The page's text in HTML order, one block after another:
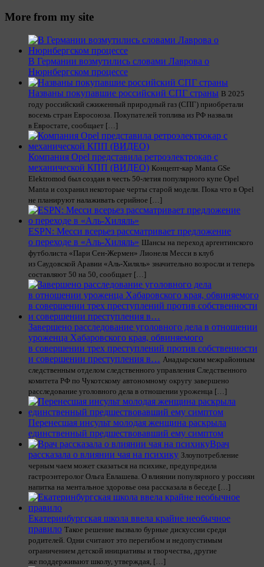
More from my site
В Германии возмутились словами Лаврова о
Нюрнбергском процессе
Названы покупавшие российский СПГ страны В 2025
году российский сжиженный природный газ (СПГ) приобретали
восемь стран Евросоюза. Покупателей топлива из РФ назвали
в Евростате, сообщает […]
Компания Opel представила ретроэлектрокар с
механической КПП (ВИДЕО) Концепт-кар Manta GSe
Elektromod был создан в честь 50-летия популярного купе Opel
Manta и сохранил некоторые черты старой модели. Пока что в Opel
не планируют налаживать серийное […]
ESPN: Месси всерьез рассматривает предложение
о переходе в «Аль-Хиляль» Шансы на переход аргентинского
футболиста «Пари Сен-Жермен» Лионеля Месси в клуб
из Саудовской Аравии «Аль-Хиляль» значительно возросли и теперь
составляют 50 на 50, сообщает […]
Завершено расследование уголовного дела в отношении
уроженца Хабаровского края, обвиняемого
в совершении трех преступлений против собственности
и совершении преступления в… Анадырским межрайонным
следственным отделом следственного управления Следственного
комитета РФ по Чукотскому автономному округу завершено
расследование уголовного дела в отношении уроженца […]
Перенесшая инсульт молодая женщина раскрыла
единственный предшествовавший ему симптом
Врач
рассказала о влиянии чая на психику Злоупотребление
черным чаем может сказаться на психике, предупредила
гастроэнтеролог Ольга Евлашева. О влиянии популярного у россиян
напитка на ментальное здоровье она рассказала в беседе […]
Екатеринбургская школа ввела крайне необычное
правило Такое решение вызвало бурные дискуссии среди
родителей. Одни считают это перегибом и недопустимым
ограничением детской инициативы и творчества, другие
же поддерживают школу, утверждая, […]